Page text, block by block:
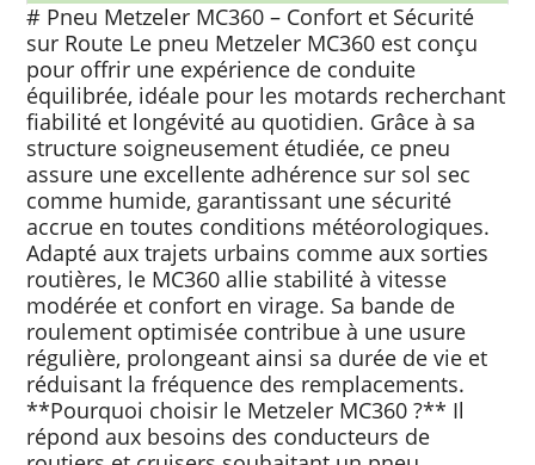
# Pneu Metzeler MC360 – Confort et Sécurité
sur Route Le pneu Metzeler MC360 est conçu
pour offrir une expérience de conduite
équilibrée, idéale pour les motards recherchant
fiabilité et longévité au quotidien. Grâce à sa
structure soigneusement étudiée, ce pneu
assure une excellente adhérence sur sol sec
comme humide, garantissant une sécurité
accrue en toutes conditions météorologiques.
Adapté aux trajets urbains comme aux sorties
routières, le MC360 allie stabilité à vitesse
modérée et confort en virage. Sa bande de
roulement optimisée contribue à une usure
régulière, prolongeant ainsi sa durée de vie et
réduisant la fréquence des remplacements.
**Pourquoi choisir le Metzeler MC360 ?** Il
répond aux besoins des conducteurs de